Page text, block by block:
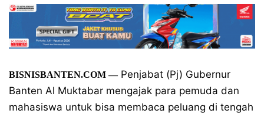
BISNISBANTEN.COM—Penjabat (Pj) Gubernur
Banten Al Muktabar mengajak para pemuda dan
mahasiswa untuk bisa membaca peluang di tengah